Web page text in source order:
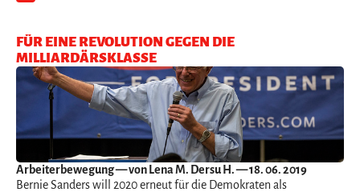
FÜR EINE REVOLUTION GEGEN DIE
MILLIARDÄRSKLASSE
Arbeiterbewegung— von Lena M. Dersu H. — 18. 06. 2019
Bernie Sanders will 2020 erneut für die Demokraten als